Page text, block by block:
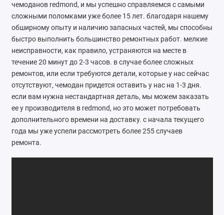
Ремонт чемоданов
Ателье
Ремонт обуви
Заточка инструментов
Ремонт сумок
Ремонт зонтов
Ремонт очков
чемоданов redmond, и мы успешно справляемся с самыми
сложными поломками уже более 15 лет. благодаря нашему
обширному опыту и наличию запасных частей, мы способны
быстро выполнить большинство ремонтных работ. мелкие
неисправности, как правило, устраняются на месте в
течение 20 минут до 2-3 часов. в случае более сложных
ремонтов, или если требуются детали, которые у нас сейчас
отсутствуют, чемодан придется оставить у нас на 1-3 дня.
если вам нужна нестандартная деталь, мы можем заказать
ее у производителя в redmond, но это может потребовать
дополнительного времени на доставку. с начала текущего
года мы уже успели рассмотреть более 255 случаев
ремонта.